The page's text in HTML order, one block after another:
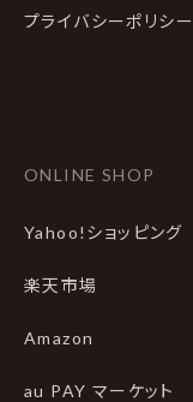
プライバシーポリシー
ONLINE SHOP
Yahoo!ショッピング
楽天市場
Amazon
au PAY マーケット